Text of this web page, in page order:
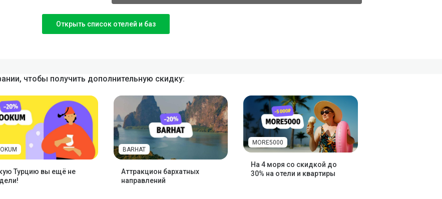
Открыть список отелей и баз
чтобы получить дополнительную скидку:
Турцию вы ещё не
BARHAT
Аттракцион бархатных
направлений
MORE5000
На 4 моря со скидкой до
30% на отели и квартиры